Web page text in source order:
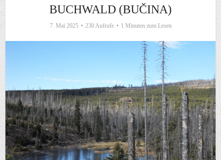
BUCHWALD (BUČINA)
7. Mai 2025 230 Aufrufe 1 Minuten zum Lesen